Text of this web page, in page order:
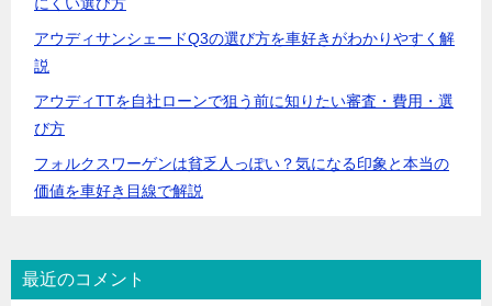
アウディサンシェードQ3の選び方を車好きがわかりやすく解
説
アウディTTを自社ローンで狙う前に知りたい審査・費用・選
び方
フォルクスワーゲンは貧乏人っぽい？気になる印象と本当の
価値を車好き目線で解説
最近のコメント